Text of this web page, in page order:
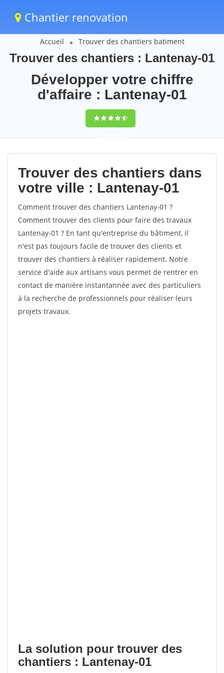
Chantier renovation
Accueil Trouver des chantiers batiment
Trouver des chantiers : Lantenay-01
Développer votre chiffre
d'affaire : Lantenay-01
9,5(100%)64
votes
Trouver des chantiers dans
votre ville : Lantenay-01
Comment trouver des chantiers Lantenay-01 ?
Comment trouver des clients pour faire des travaux
Lantenay-01 ? En tant qu'entreprise du bâtiment, il
n'est pas toujours facile de trouver des clients et
trouver des chantiers à réaliser rapidement. Notre
service d'aide aux artisans vous permet de rentrer en
contact de manière instantannée avec des particuliers
à la recherche de professionnels pour réaliser leurs
projets travaux.
La solution pour trouver des
chantiers : Lantenay-01